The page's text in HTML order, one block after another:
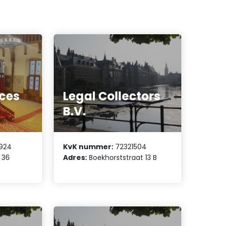
Legal Collectors
B.V.
KvK nummer: 72321504
Adres: Boekhorststraat 13 B